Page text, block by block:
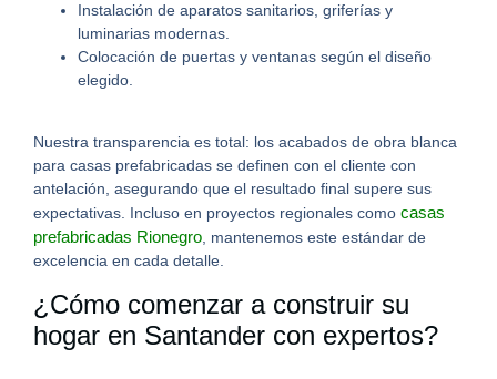
Instalación de aparatos sanitarios, griferías y
luminarias modernas.
Colocación de puertas y ventanas según el diseño
elegido.
Nuestra transparencia es total: los acabados de obra blanca
para casas prefabricadas se definen con el cliente con
antelación, asegurando que el resultado final supere sus
expectativas. Incluso en proyectos regionales como casas
prefabricadas Rionegro, mantenemos este estándar de
excelencia en cada detalle.
¿Cómo comenzar a construir su
hogar en Santander con expertos?